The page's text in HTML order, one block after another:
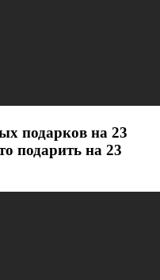
подарков на 23
подарить на 23